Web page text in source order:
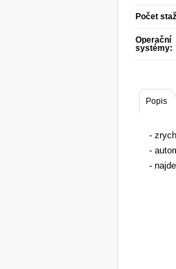
Počet
Operační
systémy:
Popis
-
-
-